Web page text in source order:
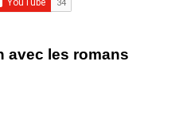
avec les romans